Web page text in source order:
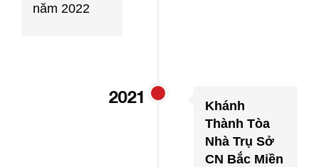
năm 2022
2021
Khánh
Thành Tòa
Nhà Trụ Sở
CN Bắc Miền